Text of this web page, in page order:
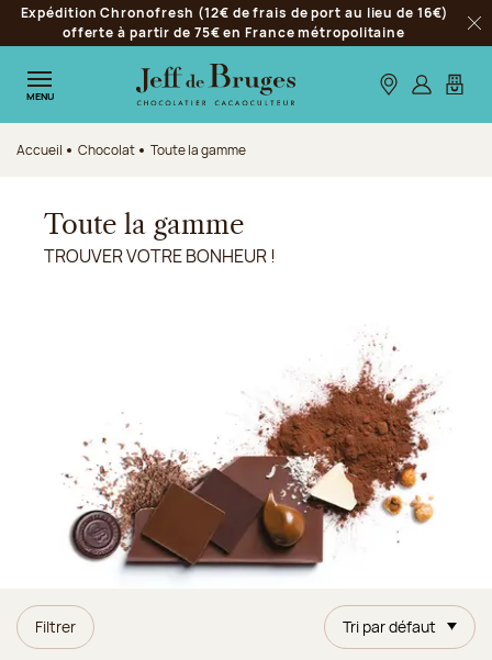
Aller à la navigation
Aller au contenu principal
Aller au pied de page
Expédition Chronofresh (12€ de frais de port au lieu de 16€)
offerte à partir de 75€ en France métropolitaine
MENU Nos boutiques
S’identifier
Mon
Accueil Chocolat Toute la gamme
Toute la gamme
TROUVER VOTRE BONHEUR !
Filtrer Tri par défaut